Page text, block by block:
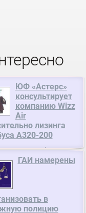
ЮФ «Астерс»
консультирует
компанию Wizz
Air
лизинга
A320-200
фирма
выступила
ООО
Визз Эйр
в связи с
ГАИ намерены
в
полицию